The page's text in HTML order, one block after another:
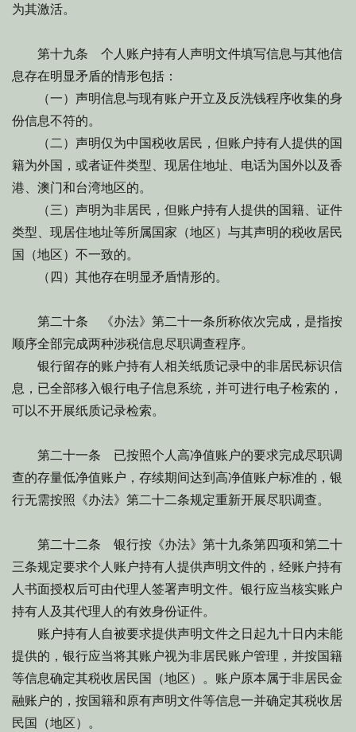
为其激活。
第十九条 个人账户持有人声明文件填写信息与其他信
息存在明显矛盾的情形包括：
（一）声明信息与现有账户开立及反洗钱程序收集的身
份信息不符的。
（二）声明仅为中国税收居民，但账户持有人提供的国
籍为外国，或者证件类型、现居住地址、电话为国外以及香
港、澳门和台湾地区的。
（三）声明为非居民，但账户持有人提供的国籍、证件
类型、现居住地址等所属国家（地区）与其声明的税收居民
国（地区）不一致的。
（四）其他存在明显矛盾情形的。
第二十条 《办法》第二十一条所称依次完成，是指按
顺序全部完成两种涉税信息尽职调查程序。
银行留存的账户持有人相关纸质记录中的非居民标识信
息，已全部移入银行电子信息系统，并可进行电子检索的，
可以不开展纸质记录检索。
第二十一条 已按照个人高净值账户的要求完成尽职调
查的存量低净值账户，存续期间达到高净值账户标准的，银
行无需按照《办法》第二十二条规定重新开展尽职调查。
第二十二条 银行按《办法》第十九条第四项和第二十
三条规定要求个人账户持有人提供声明文件的，经账户持有
人书面授权后可由代理人签署声明文件。银行应当核实账户
持有人及其代理人的有效身份证件。
账户持有人自被要求提供声明文件之日起九十日内未能
提供的，银行应当将其账户视为非居民账户管理，并按国籍
等信息确定其税收居民国（地区）。账户原本属于非居民金
融账户的，按国籍和原有声明文件等信息一并确定其税收居
民国（地区）。